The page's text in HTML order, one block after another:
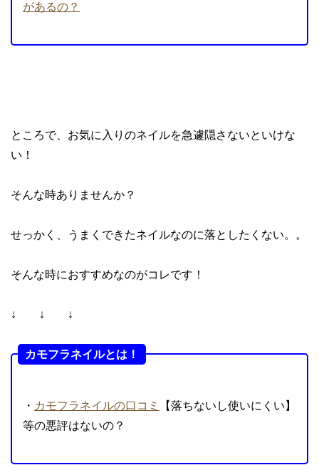
があるの？
ところで、お気に入りのネイルを急遽隠さないといけな
い！
そんな時ありませんか？
せっかく、うまくできたネイルなのに落としたくない。。
そんな時におすすめなのがコレです！
↓ ↓ ↓
カモフラネイルとは！
・ カモフラネイルの口コミ
【落ちないし使いにくい】
等の悪評はないの？